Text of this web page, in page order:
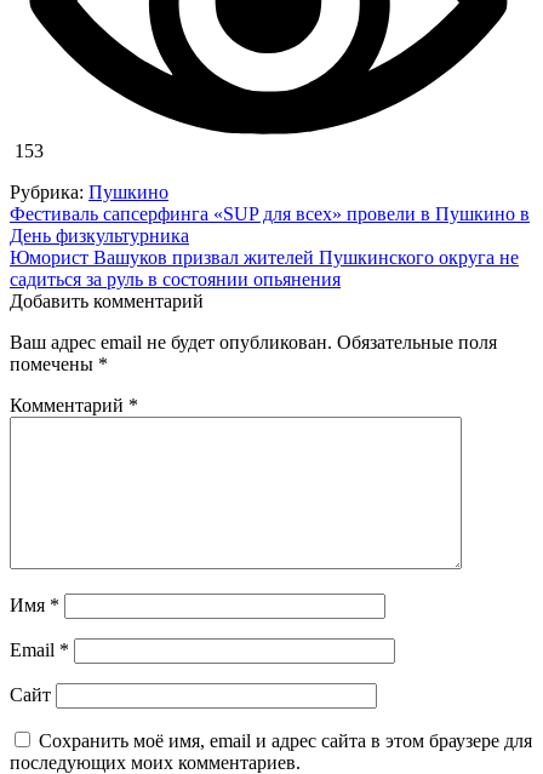
153
Рубрика: Пушкино
Навигация
по
записям
Фестиваль сапсерфинга «SUP для всех» провели в Пушкино в
День физкультурника
Юморист Вашуков призвал жителей Пушкинского округа не
садиться за руль в состоянии опьянения
Добавить комментарий
Ваш адрес email не будет опубликован. Обязательные поля
помечены *
Комментарий *
Имя *
Email *
Сайт
Сохранить моё имя, email и адрес сайта в этом браузере для
последующих моих комментариев.